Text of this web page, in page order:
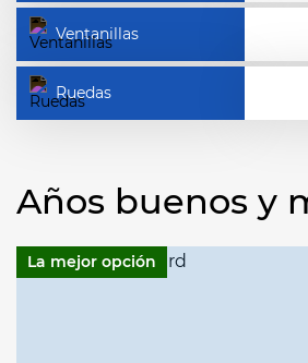
Ventanillas
Ruedas
Años buenos y
La mejor opción